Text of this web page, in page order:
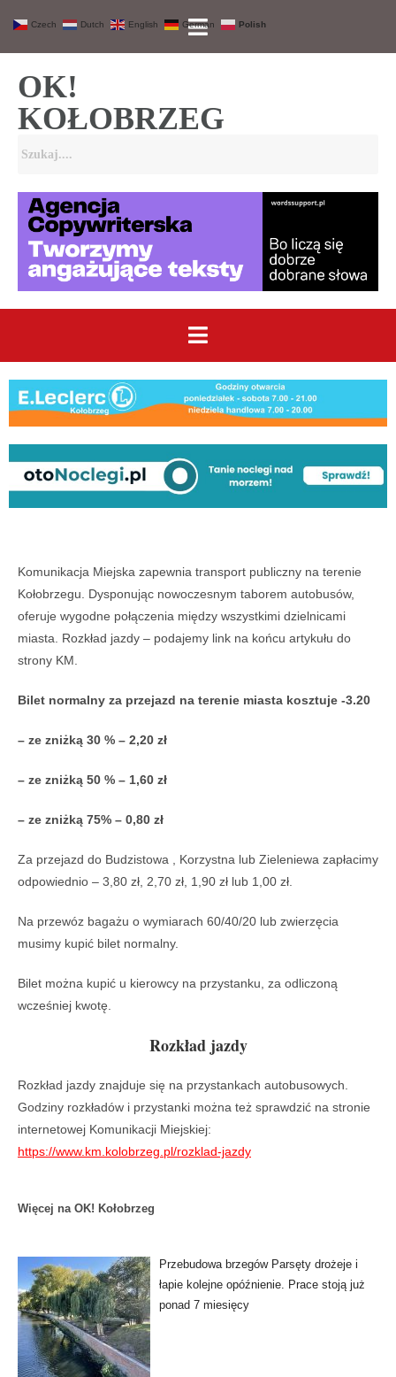
OK!
KOŁOBRZEG
Komunikacja Miejska zapewnia transport publiczny na terenie
Kołobrzegu. Dysponując nowoczesnym taborem autobusów,
oferuje wygodne połączenia między wszystkimi dzielnicami
miasta. Rozkład jazdy – podajemy link na końcu artykułu do
strony KM.
Bilet normalny za przejazd na terenie miasta kosztuje -3.20
– ze zniżką 30 % – 2,20 zł
– ze zniżką 50 % – 1,60 zł
– ze zniżką 75% – 0,80 zł
Za przejazd do Budzistowa , Korzystna lub Zieleniewa zapłacimy
odpowiednio – 3,80 zł, 2,70 zł, 1,90 zł lub 1,00 zł.
Na przewóz bagażu o wymiarach 60/40/20 lub zwierzęcia
musimy kupić bilet normalny.
Bilet można kupić u kierowcy na przystanku, za odliczoną
wcześniej kwotę.
Rozkład jazdy
Rozkład jazdy znajduje się na przystankach autobusowych.
Godziny rozkładów i przystanki można też sprawdzić na stronie
internetowej Komunikacji Miejskiej:
https://www.km.kolobrzeg.pl/rozklad-jazdy
Więcej na OK! Kołobrzeg
Przebudowa brzegów Parsęty drożeje i
łapie kolejne opóźnienie. Prace stoją już
ponad 7 miesięcy
Czech Dutch English German Polish